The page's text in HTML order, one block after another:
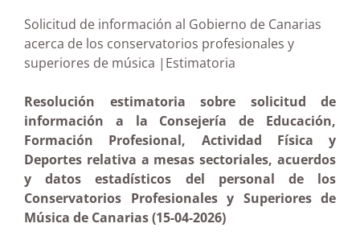
Solicitud de información al Gobierno de Canarias
acerca de los conservatorios profesionales y
superiores de música |Estimatoria
Resolución estimatoria sobre solicitud de
información a la Consejería de Educación,
Formación Profesional, Actividad Física y
Deportes relativa a mesas sectoriales, acuerdos
y datos estadísticos del personal de los
Conservatorios Profesionales y Superiores de
Música de Canarias (15-04-2026)